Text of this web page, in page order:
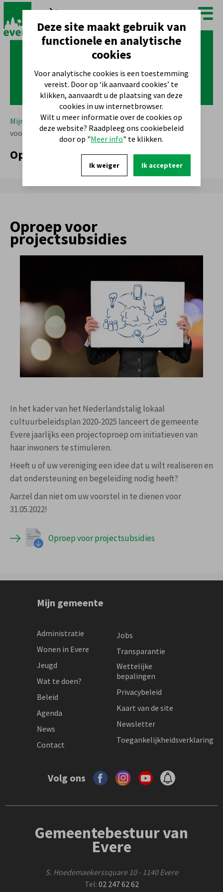
Mijn gemeente Wat te doen? Cultuur
Oproep
voor projectsubsidies
Oproep voor projectsubsidies
Oproep voor
projectsubsidies
In het kader van het Nederlandstalig lokaal
cultuurbeleidsplan 2020-2025 lanceert de gemeente
Evere jaarlijks een projectoproep om initiatieven van
haar inwoners te stimuleren.
Heeft u of uw vereniging een idee dat u wilt realiseren en
dat ondersteuning en begeleiding nodig heeft?
Aarzel dan niet om uw voorstel in te dienen voor
31.05.2022!
Oproep voor projectsubsidies
Mijn gemeente
Administratie
Wonen in Evere
Jeugd
Wat te doen?
Beleid
Agenda
News
Contact
Jobs
Transparantie
Wettelijke
bepalingen
Privacybeleid
Kaart van de site
Newsletter
Toegankelijkheidsverklaring
Volg ons
Gemeentebestuur van
Evere
S. Hoedemaekerssquare 10 - 1140 Evere
Tel: 02 247 62 62
Deze site maakt gebruik van
functionele en analytische
cookies
Voor analytische cookies is een toestemming
vereist. Door op ‘ik aanvaard cookies’ te
klikken, aanvaardt u de plaatsing van deze
cookies in uw internetbrowser.
Wilt u meer informatie over de cookies op
deze website? Raadpleeg ons cookiebeleid
door op "Meer info" te klikken.
Ik weiger Ik accepteer